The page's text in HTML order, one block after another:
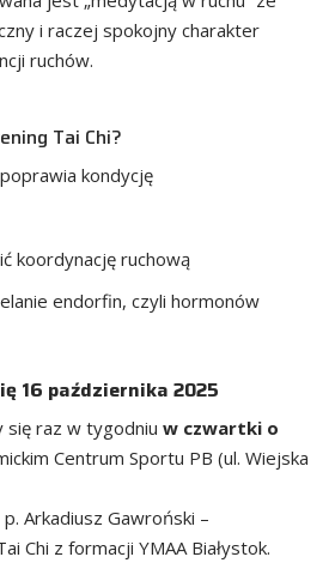
i raczej spokojny charakter
ruchów.
Tai Chi?
kondycję
koordynację ruchową
endorfin, czyli hormonów
16 października 2025
się raz w tygodniu w czwartki o
Centrum Sportu PB (ul. Wiejska
Arkadiusz Gawroński –
Chi z formacji YMAA Białystok.